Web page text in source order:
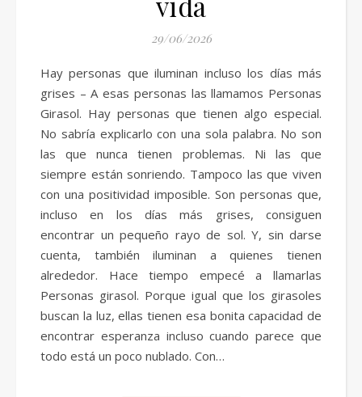
29/06/2026
Hay personas que iluminan incluso los días más
grises – A esas personas las llamamos Personas
Girasol. Hay personas que tienen algo especial.
No sabría explicarlo con una sola palabra. No son
las que nunca tienen problemas. Ni las que
siempre están sonriendo. Tampoco las que viven
con una positividad imposible. Son personas que,
incluso en los días más grises, consiguen
encontrar un pequeño rayo de sol. Y, sin darse
cuenta, también iluminan a quienes tienen
alrededor. Hace tiempo empecé a llamarlas
Personas girasol. Porque igual que los girasoles
buscan la luz, ellas tienen esa bonita capacidad de
encontrar esperanza incluso cuando parece que
todo está un poco nublado. Con…